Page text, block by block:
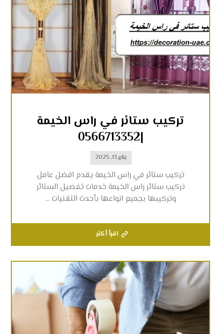
تركيب ستائر في راس الخيمة
|0566713352
يناير 13, 2025
تركيب ستائر في راس الخيمة يقدم افضل عامل
تركيب ستائر راس الخيمة خدمات تفصيل الستائر
وتركيبها بجميع انواعها بأحدث التقنيات ...
اقرأ أكثر